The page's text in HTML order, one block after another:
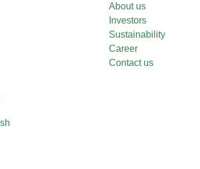
About us
Investors
Sustainability
Career
Contact us